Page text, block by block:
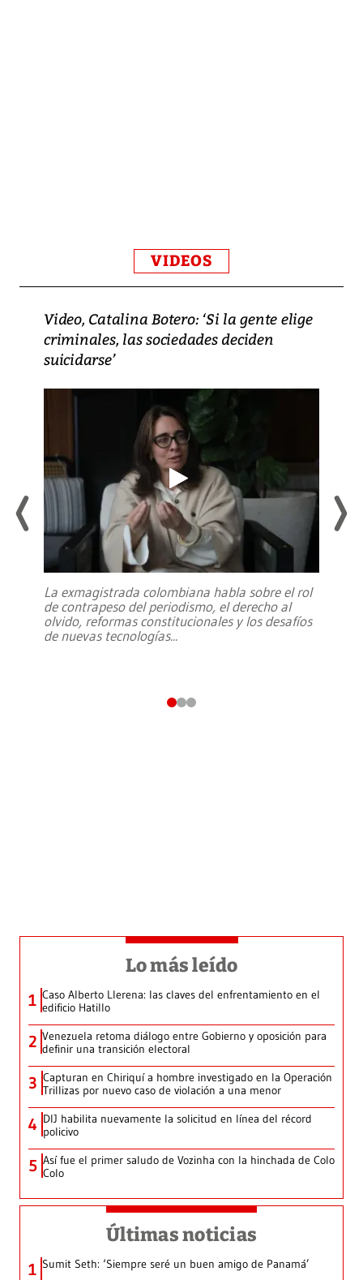
VIDEOS
Video, Catalina Botero: ‘Si la gente elige
criminales, las sociedades deciden
suicidarse’
La exmagistrada colombiana habla sobre el rol
de contrapeso del periodismo, el derecho al
olvido, reformas constitucionales y los desafíos
de nuevas tecnologías...
Lo más leído
1 Caso Alberto Llerena: las claves del enfrentamiento en el
edificio Hatillo
2 Venezuela retoma diálogo entre Gobierno y oposición para
definir una transición electoral
3 Capturan en Chiriquí a hombre investigado en la Operación
Trillizas por nuevo caso de violación a una menor
4 DIJ habilita nuevamente la solicitud en línea del récord
policivo
5 Así fue el primer saludo de Vozinha con la hinchada de Colo
Colo
Últimas noticias
1 Sumit Seth: ‘Siempre seré un buen amigo de Panamá’